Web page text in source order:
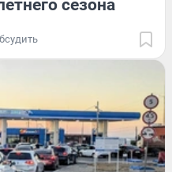
сезона